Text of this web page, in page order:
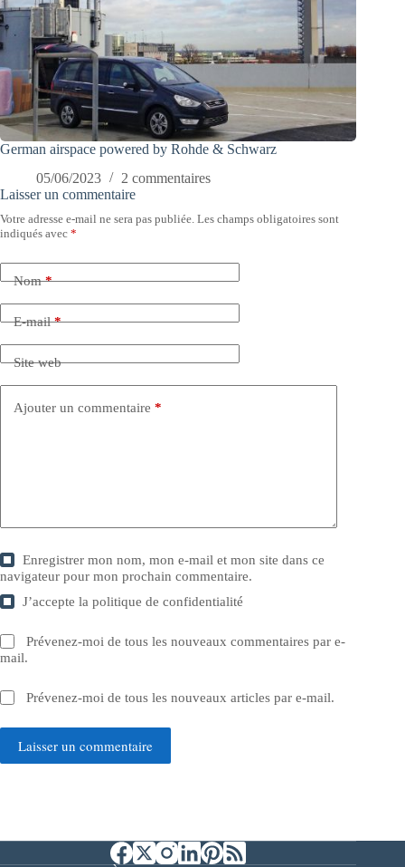
German airspace powered by Rohde & Schwarz
05/06/2023
2 commentaires
Laisser un commentaire
Votre adresse e-mail ne sera pas publiée. Les champs obligatoires sont
indiqués avec *
Nom*
E-mail*
Site web
Ajouter un commentaire *
Enregistrer mon nom, mon e-mail et mon site dans ce
navigateur pour mon prochain commentaire.
J’accepte lapolitique de confidentialité
Prévenez-moi de tous les nouveaux commentaires par e-
mail.
Prévenez-moi de tous les nouveaux articles par e-mail.
Laisser un commentaire